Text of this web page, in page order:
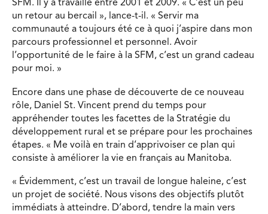
SFM. Il y a travaillé entre 2001 et 2009. « C’est un peu
un retour au bercail », lance-t-il. « Servir ma
communauté a toujours été ce à quoi j’aspire dans mon
parcours professionnel et personnel. Avoir
l’opportunité de le faire à la SFM, c’est un grand cadeau
pour moi. »
Encore dans une phase de découverte de ce nouveau
rôle, Daniel St. Vincent prend du temps pour
appréhender toutes les facettes de la Stratégie du
développement rural et se prépare pour les prochaines
étapes. « Me voilà en train d’apprivoiser ce plan qui
consiste à améliorer la vie en français au Manitoba.
« Évidemment, c’est un travail de longue haleine, c’est
un projet de société. Nous visons des objectifs plutôt
immédiats à atteindre. D’abord, tendre la main vers